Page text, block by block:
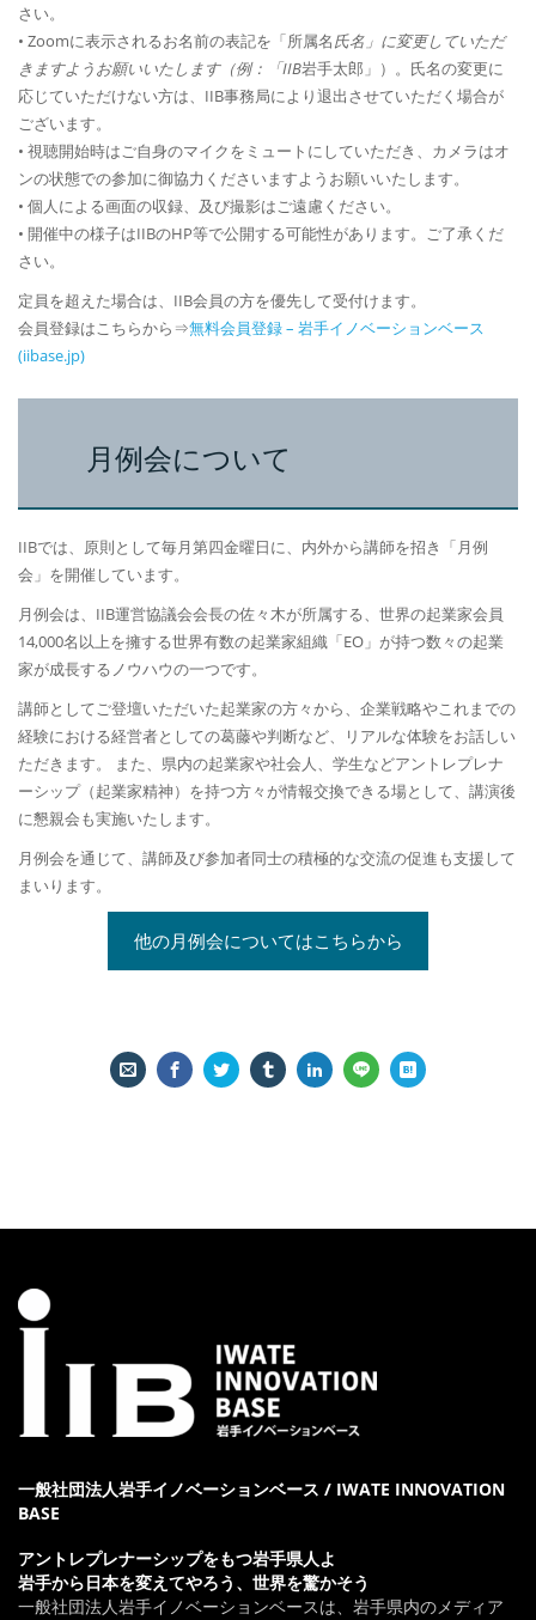
さい。
• Zoomに表示されるお名前の表記を「所属名氏名」に変更していただ
きますようお願いいたします（例：「IIB岩手太郎」）。氏名の変更に
応じていただけない方は、IIB事務局により退出させていただく場合が
ございます。
• 視聴開始時はご自身のマイクをミュートにしていただき、カメラはオ
ンの状態での参加に御協力くださいますようお願いいたします。
• 個人による画面の収録、及び撮影はご遠慮ください。
• 開催中の様子はIIBのHP等で公開する可能性があります。ご了承くだ
さい。
定員を超えた場合は、IIB会員の方を優先して受付けます。
会員登録はこちらから⇒無料会員登録 – 岩手イノベーションベース
(iibase.jp)
月例会について
IIBでは、原則として毎月第四金曜日に、内外から講師を招き「月例
会」を開催しています。
月例会は、IIB運営協議会会長の佐々木が所属する、世界の起業家会員
14,000名以上を擁する世界有数の起業家組織「EO」が持つ数々の起業
家が成長するノウハウの一つです。
講師としてご登壇いただいた起業家の方々から、企業戦略やこれまでの
経験における経営者としての葛藤や判断など、リアルな体験をお話しい
ただきます。 また、県内の起業家や社会人、学生などアントレプレナ
ーシップ（起業家精神）を持つ方々が情報交換できる場として、講演後
に懇親会も実施いたします。
月例会を通じて、講師及び参加者同士の積極的な交流の促進も支援して
まいります。
他の月例会についてはこちらから
一般社団法人岩手イノベーションベース / IWATE INNOVATION
BASE
アントレプレナーシップをもつ岩手県人よ
岩手から日本を変えてやろう、世界を驚かそう
一般社団法人岩手イノベーションベースは、岩手県内のメディア